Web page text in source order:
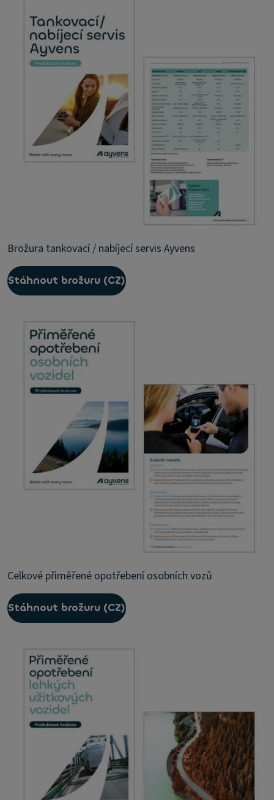
Brožura tankovací / nabíjecí servis Ayvens
Stáhnout brožuru (CZ)
Celkové přiměřené opotřebení osobních vozů
Stáhnout brožuru (CZ)